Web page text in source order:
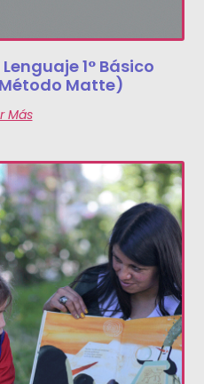
1° Básico
Matte)
Más